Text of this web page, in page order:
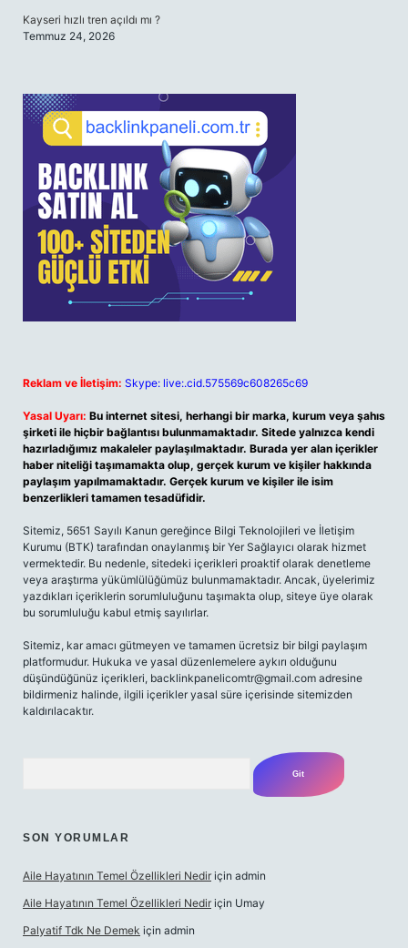
Kayseri hızlı tren açıldı mı ?
Temmuz 24, 2026
Reklam ve İletişim: Skype: live:.cid.575569c608265c69
Yasal Uyarı: Bu internet sitesi, herhangi bir marka, kurum veya şahıs
şirketi ile hiçbir bağlantısı bulunmamaktadır. Sitede yalnızca kendi
hazırladığımız makaleler paylaşılmaktadır. Burada yer alan içerikler
haber niteliği taşımamakta olup, gerçek kurum ve kişiler hakkında
paylaşım yapılmamaktadır. Gerçek kurum ve kişiler ile isim
benzerlikleri tamamen tesadüfidir.
Sitemiz, 5651 Sayılı Kanun gereğince Bilgi Teknolojileri ve İletişim
Kurumu (BTK) tarafından onaylanmış bir Yer Sağlayıcı olarak hizmet
vermektedir. Bu nedenle, sitedeki içerikleri proaktif olarak denetleme
veya araştırma yükümlülüğümüz bulunmamaktadır. Ancak, üyelerimiz
yazdıkları içeriklerin sorumluluğunu taşımakta olup, siteye üye olarak
bu sorumluluğu kabul etmiş sayılırlar.
Sitemiz, kar amacı gütmeyen ve tamamen ücretsiz bir bilgi paylaşım
platformudur. Hukuka ve yasal düzenlemelere aykırı olduğunu
düşündüğünüz içerikleri, backlinkpanelicomtr@gmail.com adresine
bildirmeniz halinde, ilgili içerikler yasal süre içerisinde sitemizden
kaldırılacaktır.
SON YORUMLAR
Aile Hayatının Temel Özellikleri Nedir için admin
Aile Hayatının Temel Özellikleri Nedir için Umay
Palyatif Tdk Ne Demek için admin